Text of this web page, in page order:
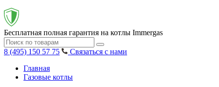
Бесплатная полная гарантия на котлы Immergas
8 (495) 150 57 75
Связаться с нами
Главная
Газовые котлы